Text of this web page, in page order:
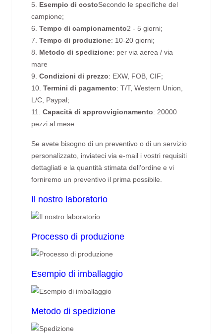
5. Esempio di costoSecondo le specifiche del
campione;
6.Tempo di campionamento2 - 5 giorni;
7.Tempo di produzione: 10-20 giorni;
8. Metodo di spedizione: per via aerea / via
mare
9.Condizioni di prezzo: EXW, FOB, CIF;
10.Termini di pagamento: T/T, Western Union,
L/C, Paypal;
11.Capacità di approvvigionamento: 20000
pezzi al mese.
Se avete bisogno di un preventivo o di un servizio
personalizzato, inviateci via e-mail i vostri requisiti
dettagliati e la quantità stimata dell'ordine e vi
forniremo un preventivo il prima possibile.
Il nostro laboratorio
Processo di produzione
Esempio di imballaggio
Metodo di spedizione